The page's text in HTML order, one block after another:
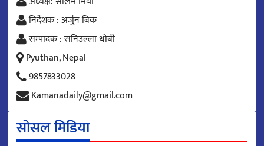
निर्देशक : अर्जुन बिक
सम्पादक : सनिउल्ला धोबी
Pyuthan, Nepal
9857833028
Kamanadaily@gmail.com
सोसल मिडिया